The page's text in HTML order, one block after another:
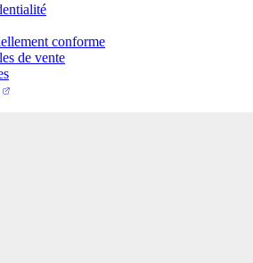
conforme
de vente